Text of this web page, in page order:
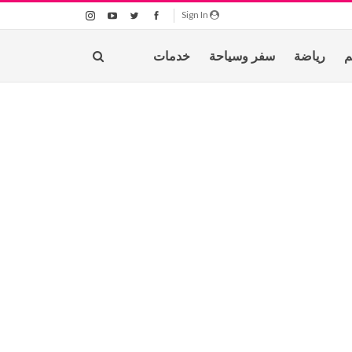
رياضة سفر وسياحة خدمات